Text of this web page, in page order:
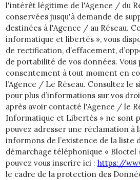
l'intérêt légitime de l'Agence / du
conservées jusqu'à demande de
destinées à l'Agence / au Réseau.
informatique et libertés », vous
de rectification, d’effacement,
de portabilité de vos données.
consentement à tout moment en
l’Agence / Le Réseau. Consultez le
pour plus d’informations sur vos
après avoir contacté l'Agence / le
Informatique et Libertés » ne sont
pouvez adresser une réclamation à
informons de l’existence de la liste
démarchage téléphonique « Bloctel
pouvez vous inscrire ici : https://
le cadre de la protection des